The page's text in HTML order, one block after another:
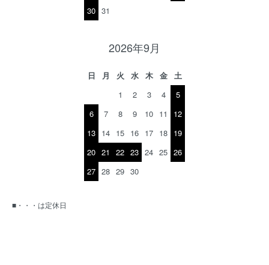
30 31
2026年9月
日 月 火 水 木 金
土
1
2 3 4
5
6
7 8 9 10 11
12
13 14 15 16 17 18 19
20 21 22 23 24 25 26
27 28 29 30
■・・・は定休日